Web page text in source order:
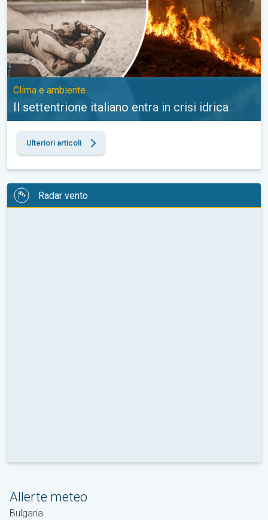
Clima e ambiente
Il settentrione italiano entra in crisi idrica
Ulteriori articoli
Radar vento
Allerte meteo
Bulgaria